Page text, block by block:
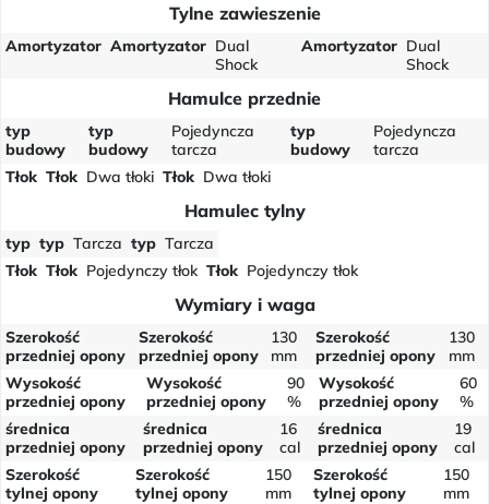
Tylne zawieszenie
Amortyzator Amortyzator Dual
Shock
Amortyzator Dual
Shock
Hamulce przednie
typ
budowy
typ
budowy
Pojedyncza
tarcza
typ
budowy
Pojedyncza
tarcza
Tłok Tłok Dwa tłoki Tłok Dwa tłoki
Hamulec tylny
typ typ Tarcza typ Tarcza
Tłok Tłok Pojedynczy tłok Tłok Pojedynczy tłok
Wymiary i waga
Szerokość
przedniej opony
Szerokość
przedniej opony
130
mm
Szerokość
przedniej opony
130
mm
Wysokość
przedniej opony
Wysokość
przedniej opony
90
%
Wysokość
przedniej opony
60
%
średnica
przedniej opony
średnica
przedniej opony
16
cal
średnica
przedniej opony
19
cal
Szerokość
tylnej opony
Szerokość
tylnej opony
150
mm
Szerokość
tylnej opony
150
mm